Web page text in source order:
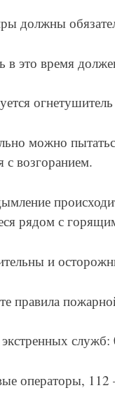
должны
в это время
можно
с возгоранием.
рядом с
и
правила
служб:
операторы,